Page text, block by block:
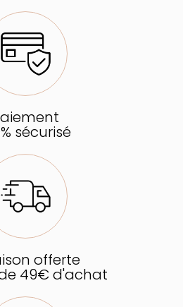
sécurisé
offerte
49€ d'achat